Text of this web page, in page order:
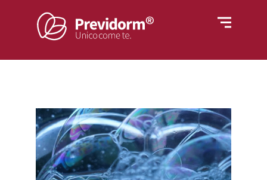
Home
Materassi
Rivestimenti
Cuscini e guanciali
Azienda
Piumino